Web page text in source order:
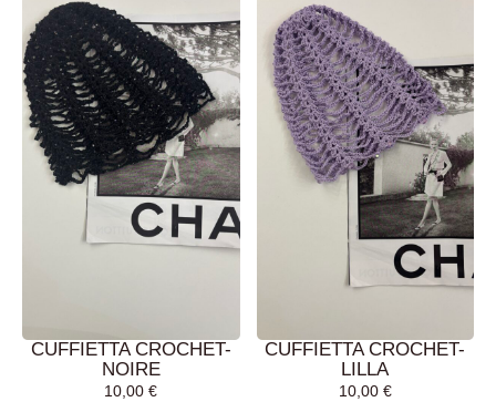
CUFFIETTA CROCHET-
NOIRE
10,00€
CUFFIETTA CROCHET-
LILLA
10,00 €